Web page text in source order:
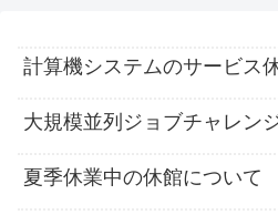
計算機システムのサービス
大規模並列ジョブチャレン
夏季休業中の休館について